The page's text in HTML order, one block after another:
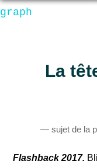
La
sujet de la
Flashback 2017.